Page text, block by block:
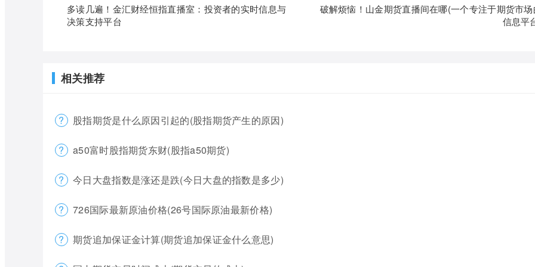
多读几遍！金汇财经恒指直播室：投资者的实时信息与
决策支持平台
破解烦恼！山金期货直播间在哪(一个专注于期货市
信息平
相关推荐
股指期货是什么原因引起的(股指期货产生的原因)
a50富时股指期货东财(股指a50期货)
今日大盘指数是涨还是跌(今日大盘的指数是多少)
726国际最新原油价格(26号国际原油最新价格)
期货追加保证金计算(期货追加保证金什么意思)